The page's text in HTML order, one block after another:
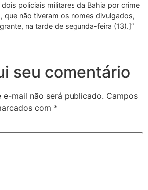
dois policiais militares da Bahia por crime
que não tiveram os nomes divulgados,
na tarde de segunda-feira (13).]”
seu comentário
e-mail não será publicado. Campos
com *